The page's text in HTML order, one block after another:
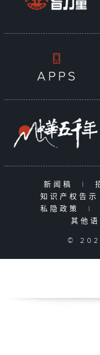
新闻稿 |
知识产权告示
私隐政策
|
其他
©